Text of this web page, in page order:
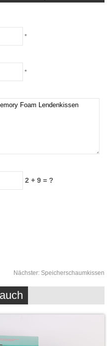
*
*
2 + 9 = ?
Nächster: Speicherschaumkissen